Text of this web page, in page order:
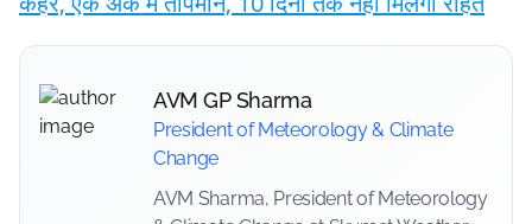
AVM GP Sharma
President of Meteorology & Climate
Change
AVM Sharma, President of Meteorology